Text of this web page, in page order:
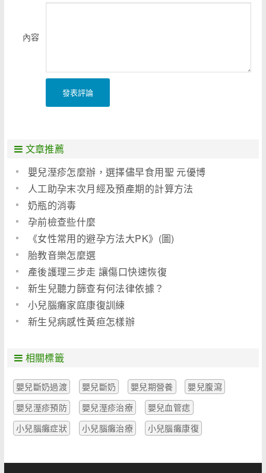
內容
發表評論
文章推薦
嬰兒溼疹怎麼辦，選擇儘早食用聖 元優博
人工助孕末次月經及預產期的計算方法
奶瓶的消毒
孕前檢查些什麼
《女性常用的避孕方法大PK》(圖)
胎教音樂怎麼選
產後護理三步走 讓傷口快速恢復
新生兒聽力篩查有何法律依據？
小兒腦癱家庭康復訓練
新生兒病感性黃疸怎樣辦
相關標籤
嬰兒斷奶過渡 嬰兒斷奶 嬰兒期營養
嬰兒腹瀉
嬰兒溼疹預防
嬰兒溼疹治療
嬰兒血管痣
小兒腦癱症狀
小兒腦癱治療 小兒腦癱康復